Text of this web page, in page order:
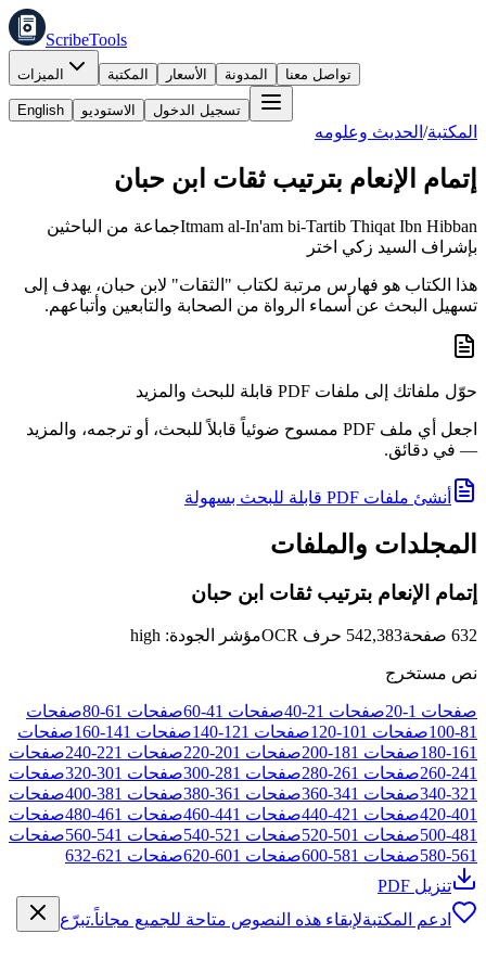
ScribeTools
الميزات المكتبة الأسعار المدونة تواصل معنا
English الاستوديو تسجيل الدخول
المكتبة/ الحديث وعلومه
إتمام الإنعام بترتيب ثقات ابن حبان
Itmam al-In'am bi-Tartib Thiqat Ibn Hibbanجماعة من الباحثين
بإشراف السيد زكي اختر
هذا الكتاب هو فهارس مرتبة لكتاب "الثقات" لابن حبان، يهدف إلى
تسهيل البحث عن أسماء الرواة من الصحابة والتابعين وأتباعهم.
حوّل ملفاتك إلى ملفات PDF قابلة للبحث والمزيد
اجعل أي ملف PDF ممسوح ضوئياً قابلاً للبحث، أو ترجمه، والمزيد
— في دقائق.
أنشئ ملفات PDF قابلة للبحث بسهولة
المجلدات والملفات
إتمام الإنعام بترتيب ثقات ابن حبان
632 صفحة542,383 حرف OCR مؤشر الجودة:
high
نص مستخرج
صفحات 1
-
20صفحات 21
-
40صفحات 41
-
60صفحات 61
-
80صفحات
81
-
100صفحات 101
-
120صفحات 121
-
140صفحات 141
-
160صفحات
161
-
180صفحات 181
-
200صفحات 201
-
220صفحات 221
-
240صفحات
241
-
260صفحات 261
-
280صفحات 281
-
300صفحات 301
-
320صفحات
321
-
340صفحات 341
-
360صفحات 361
-
380صفحات 381
-
400صفحات
401
-
420صفحات 421
-
440صفحات 441
-
460صفحات 461
-
480صفحات
481
-
500صفحات 501
-
520صفحات 521
-
540صفحات 541
-
560صفحات
561
-
580صفحات 581
-
600صفحات 601
-
620صفحات 621
-
632
تنزيل PDF
ادعم المكتبةلإبقاء هذه النصوص متاحة للجميع مجاناً.تبرّع